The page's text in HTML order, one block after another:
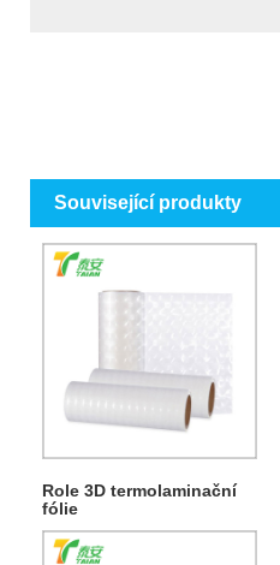
Související produkty
Role 3D termolaminační
fólie